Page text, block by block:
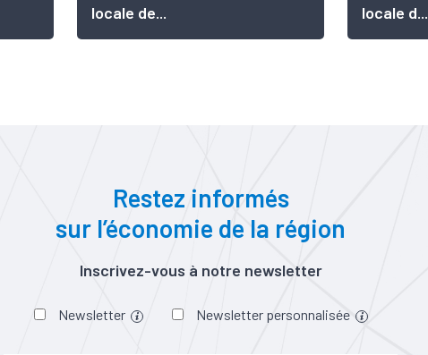
locale de...
locale d...
Restez informés
sur l’économie de la région
Inscrivez-vous à notre newsletter
Newsletter Newsletter personnalisée